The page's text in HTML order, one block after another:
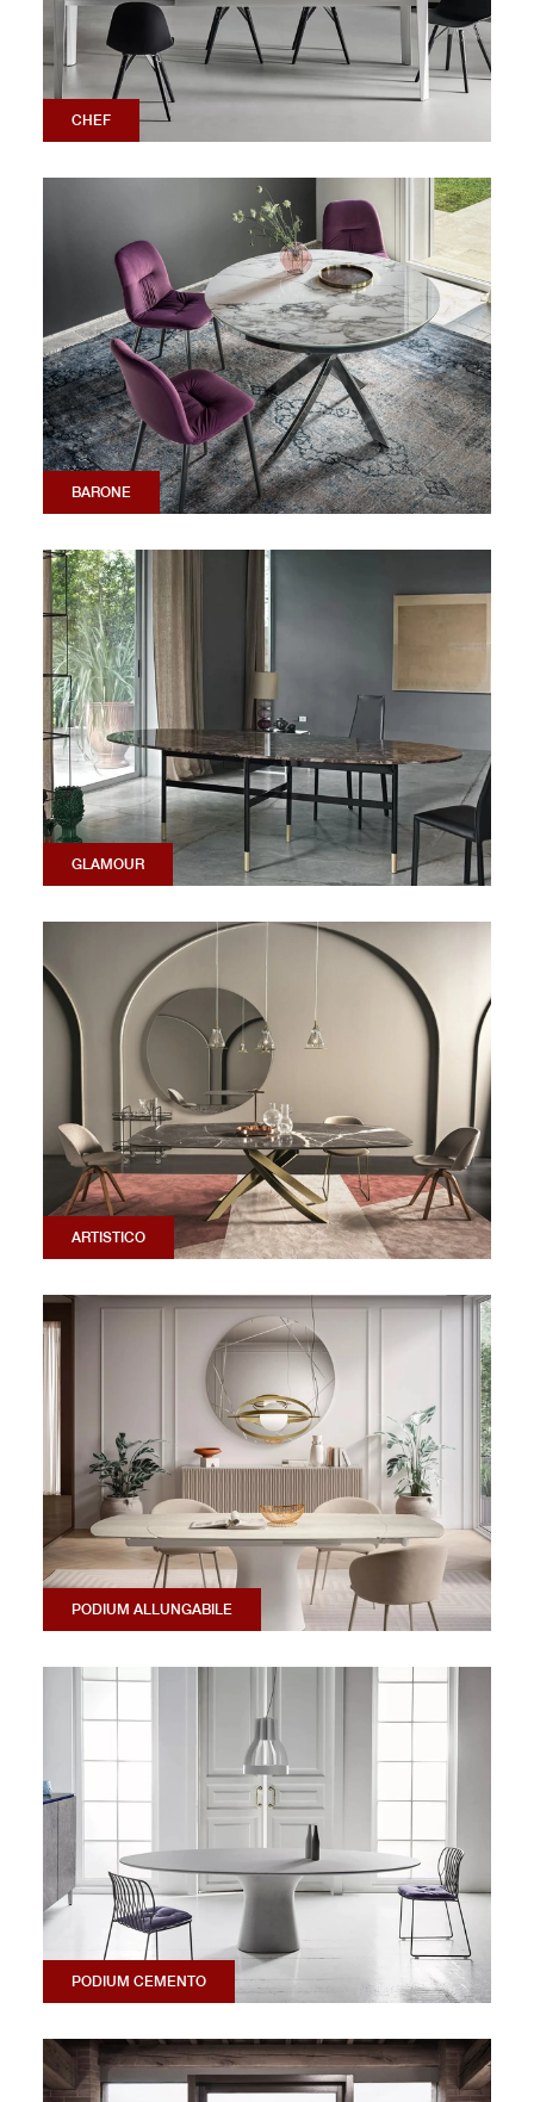
CHEF
BARONE
GLAMOUR
ARTISTICO
PODIUM ALLUNGABILE
PODIUM CEMENTO